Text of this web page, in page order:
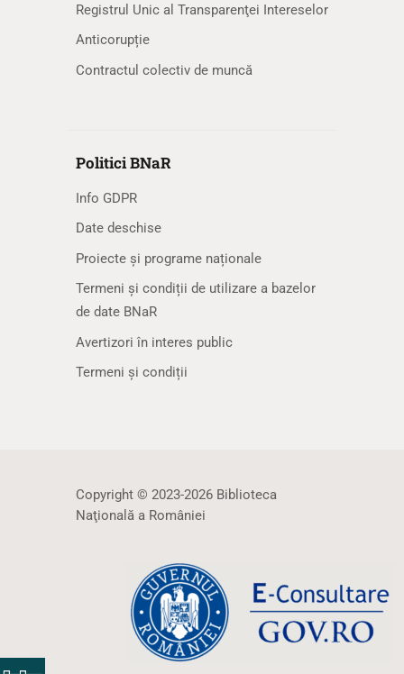
Registrul Unic al Transparenţei Intereselor
Anticorupție
Contractul colectiv de muncă
Politici BNaR
Info GDPR
Date deschise
Proiecte și programe naționale
Termeni și condiții de utilizare a bazelor
de date BNaR
Avertizori în interes public
Termeni și condiții
Copyright © 2023-2026 Biblioteca
Naţională a României